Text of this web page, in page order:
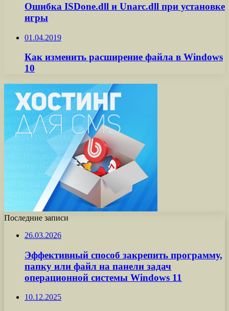
Ошибка ISDone.dll и Unarc.dll при установке
игры
01.04.2019
Как изменить расширение файла в Windows
10
Последние записи
26.03.2026
Эффективный способ закрепить программу,
папку или файл на панели задач
операционной системы Windows 11
10.12.2025